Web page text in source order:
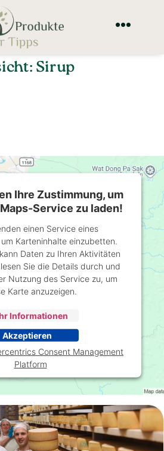
Sirup
Ihre Zustimmung, um
Service zu laden!
einen Service eines
Karteninhalte einzubetten.
Daten zu Ihren Aktivitäten
Sie die Details durch und
Nutzung des Service zu, um
Karte anzuzeigen.
Informationen
Akzeptieren
Consent Management
Platform